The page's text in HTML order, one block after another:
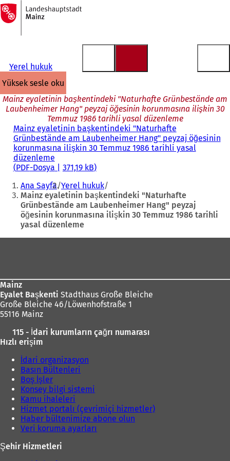
İçeriğe atla
Ana
sayfaya
Yerel hukuk
yüksek sesle oku
Mainz eyaletinin başkentindeki "Naturhafte Grünbestände am
Laubenheimer Hang" peyzaj öğesinin korunmasına ilişkin 30
Temmuz 1986 tarihli yasal düzenleme
Mainz eyaletinin başkentindeki "Naturhafte
Grünbestände am Laubenheimer Hang" peyzaj öğesinin
korunmasına ilişkin 30 Temmuz 1986 tarihli yasal
düzenleme
PDF-Dosya 371,19 kB
Buradasınız:
Ana Sayfa Yerel hukuk
Mainz eyaletinin başkentindeki "Naturhafte
Grünbestände am Laubenheimer Hang" peyzaj
öğesinin korunmasına ilişkin 30 Temmuz 1986 tarihli
yasal düzenleme
Mainz
Eyalet Başkenti Stadthaus Große Bleiche
Große Bleiche 46/Löwenhofstraße 1
55116 Mainz
115 - İdari kurumların çağrı numarası
Hızlı erişim
İdari organizasyon
Basın Bültenleri
Boş İşler
Konsey bilgi sistemi
Kamu ihaleleri
Hizmet portalı (çevrimiçi hizmetler)
Haber bültenimize abone olun
Veri koruma ayarları
Şehir Hizmetleri